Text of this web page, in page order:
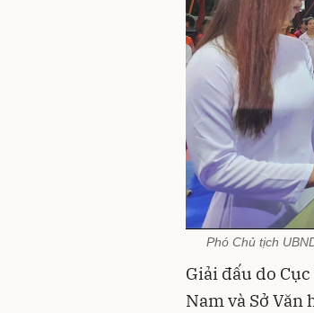
Phó Chủ tịch
Giải đấu do
Nam và Sở